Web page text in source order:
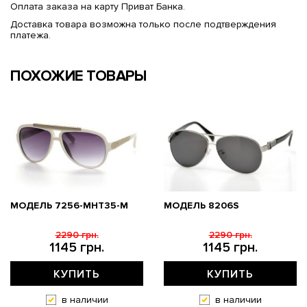
Оплата заказа на карту Приват Банка.
Доставка товара возможна только после подтверждения
платежа.
ПОХОЖИЕ ТОВАРЫ
МОДЕЛЬ 7256-MHT35-M
1145 грн.
2290 грн.
КУПИТЬ
в наличии
МОДЕЛЬ 8206S
1145 грн.
2290 грн.
КУПИТЬ
в наличии